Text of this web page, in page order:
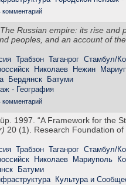
комментарий
The Russian empire: its rise and
peoples, and an account of
Трабзон Таганрог Стамбул/
Николаев Нежин
Бердянск
Батуми
- География
комментарий
1997. “A Framework for the
20 (1). Research Foundation
Трабзон Таганрог Стамбул/
Николаев Мариуполь
Батуми
Культура и